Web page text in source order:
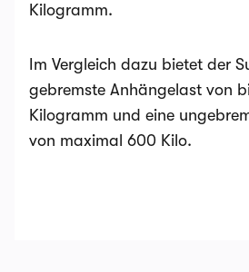
Kilogramm.
Im Vergleich dazu bietet der
gebremste Anhängelast von
Kilogramm und eine
von maximal 600 Kilo.